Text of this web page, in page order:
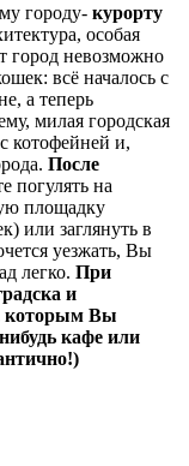
городу- курорту
особая
город невозможно
всё началось с
а теперь
милая городская
котофейней и,
После
погулять на
площадку
или заглянуть в
уезжать, Вы
легко. При
и
которым Вы
кафе или